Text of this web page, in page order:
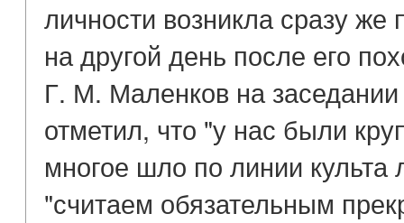
личности возникла сразу
на другой день после его
Г. М. Маленков на
отметил, что "у нас были
многое шло по линии культа
"считаем обязательным